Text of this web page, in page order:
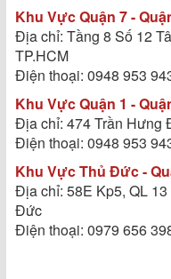
Khu Vực Quận 7 -
Địa chỉ: Tầng 8 Số 12
TP.HCM
Điện thoại: 0948 953
Khu Vực Quận 1 -
Địa chỉ: 474 Trần Hưng
Điện thoại: 0948 953
Khu Vực Thủ Đức -
Địa chỉ: 58E Kp5, QL
Đức
Điện thoại: 0979 656